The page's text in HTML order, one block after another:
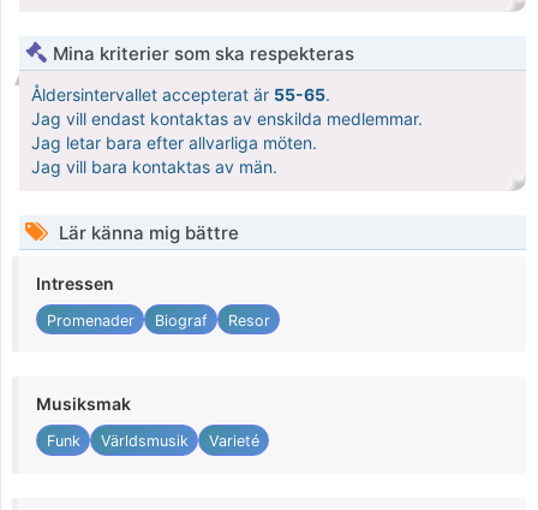
Mina kriterier som ska respekteras
Åldersintervallet accepterat är 55-65.
Jag vill endast kontaktas av enskilda medlemmar.
Jag letar bara efter allvarliga möten.
Jag vill bara kontaktas av män.
Lär känna mig bättre
Intressen
Promenader Biograf Resor
Musiksmak
Funk Världsmusik Varieté